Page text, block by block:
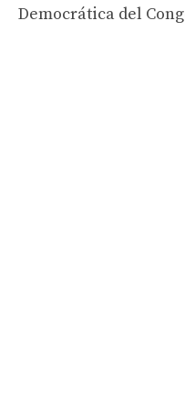
Democrática del